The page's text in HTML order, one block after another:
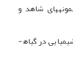
شاهد و
جدول 4- ضرایب همبستگی بین صفات بیوشیمیایی در گیاه­